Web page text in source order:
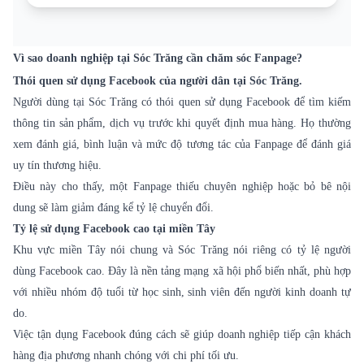
Vì sao doanh nghiệp tại Sóc Trăng cần chăm sóc Fanpage?
Thói quen sử dụng Facebook của người dân tại Sóc Trăng.
Người dùng tại Sóc Trăng có thói quen sử dụng Facebook để tìm kiếm
thông tin sản phẩm, dịch vụ trước khi quyết định mua hàng. Họ thường
xem đánh giá, bình luận và mức độ tương tác của Fanpage để đánh giá
uy tín thương hiệu.
Điều này cho thấy, một Fanpage thiếu chuyên nghiệp hoặc bỏ bê nội
dung sẽ làm giảm đáng kể tỷ lệ chuyển đổi.
Tỷ lệ sử dụng Facebook cao tại miền Tây
Khu vực miền Tây nói chung và Sóc Trăng nói riêng có tỷ lệ người
dùng Facebook cao. Đây là nền tảng mạng xã hội phổ biến nhất, phù hợp
với nhiều nhóm độ tuổi từ học sinh, sinh viên đến người kinh doanh tự
do.
Việc tận dụng Facebook đúng cách sẽ giúp doanh nghiệp tiếp cận khách
hàng địa phương nhanh chóng với chi phí tối ưu.